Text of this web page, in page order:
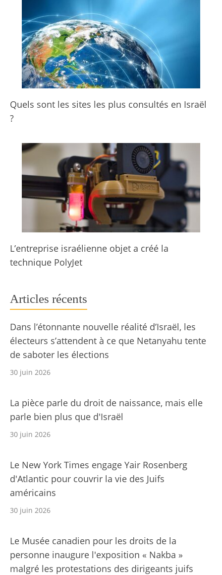
Quels sont les sites les plus consultés en Israël
?
L’entreprise israélienne objet a créé la
technique PolyJet
Articles récents
Dans l’étonnante nouvelle réalité d’Israël, les
électeurs s’attendent à ce que Netanyahu tente
de saboter les élections
30 juin 2026
La pièce parle du droit de naissance, mais elle
parle bien plus que d'Israël
30 juin 2026
Le New York Times engage Yair Rosenberg
d'Atlantic pour couvrir la vie des Juifs
américains
30 juin 2026
Le Musée canadien pour les droits de la
personne inaugure l'exposition « Nakba »
malgré les protestations des dirigeants juifs